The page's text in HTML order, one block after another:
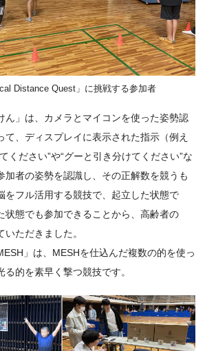
Distance Quest」に挑戦する参加者
ん」は、カメラとマイコンを使った姿勢認
て、ディスプレイに表示された指示（例え
ください”や“グーと引き分けてください”な
加者の姿勢を認識し、その正解数を競うも
をフル活用する競技で、起立した状態で
状態でも参加できることから、高齢者の
ただきました。
」は、MESHを仕込んだ複数の的を使っ
る的を素早く撃つ競技です。